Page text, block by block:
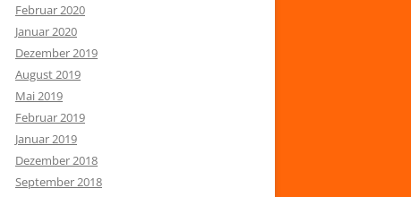
Februar 2020
Januar 2020
Dezember 2019
August 2019
Mai 2019
Februar 2019
Januar 2019
Dezember 2018
September 2018